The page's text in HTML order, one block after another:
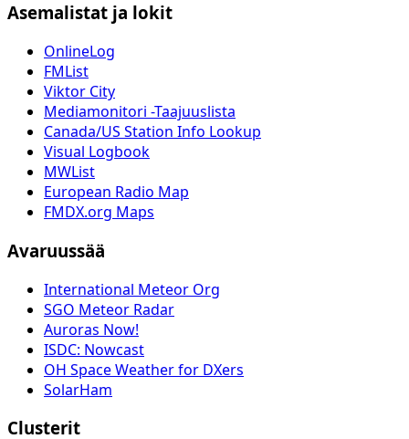
Asemalistat ja lokit
OnlineLog
FMList
Viktor City
Mediamonitori -Taajuuslista
Canada/US Station Info Lookup
Visual Logbook
MWList
European Radio Map
FMDX.org Maps
Avaruussää
International Meteor Org
SGO Meteor Radar
Auroras Now!
ISDC: Nowcast
OH Space Weather for DXers
SolarHam
Clusterit